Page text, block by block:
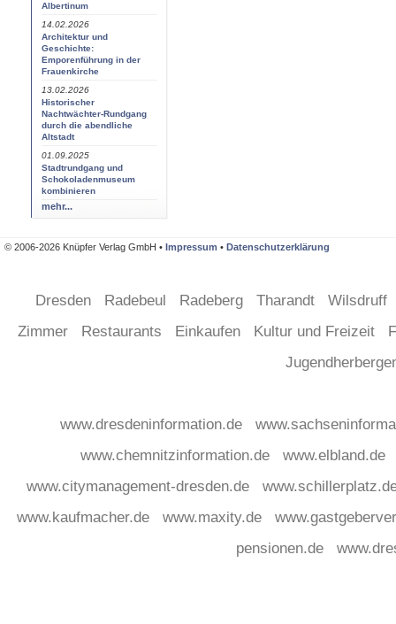
Albertinum
14.02.2026
Architektur und
Geschichte:
Emporenführung in der
Frauenkirche
13.02.2026
Historischer
Nachtwächter-Rundgang
durch die abendliche
Altstadt
01.09.2025
Stadtrundgang und
Schokoladenmuseum
kombinieren
mehr...
© 2006-2026 Knüpfer Verlag GmbH • Impressum • Datenschutzerklärung
Dresden Radebeul Radeberg Tharandt
Wilsdruff
Zimmer
Restaurants Einkaufen Kultur und Freizeit
www.dresdeninformation.de
www.chemnitzinformation.de
www.elbland.de
www.citymanagement-dresden.de
www.kaufmacher.de
www.maxity.de
pensionen.de